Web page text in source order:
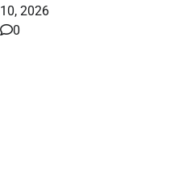
10, 2026
0